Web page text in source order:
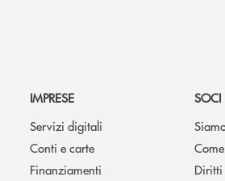
IMPRESE
Servizi digitali
Conti e carte
Finanziamenti
SOCI
Diritti